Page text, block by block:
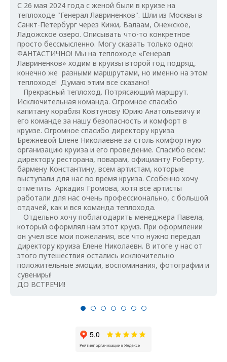
С 26 мая 2024 года с женой были в круизе на
теплоходе "Генерал Лавриненков". Шли из Москвы в
Санкт-Петербург через Кижи, Валаам, Онежское,
Ладожское озеро. Описывать что-то конкретное
просто бессмысленно. Могу сказать только одно:
ФАНТАСТИЧНО! Мы на теплоходе «Генерал
Лавриненков» ходим в круизы второй год подряд,
конечно же разными маршрутами, но именно на этом
теплоходе! Думаю этим все сказано!
Прекрасный теплоход. Потрясающий маршрут.
Исключительная команда. Огромное спасибо
капитану корабля Ковтунову Юрию Анатольевичу и
его команде за нашу безопасность и комфорт в
круизе. Огромное спасибо директору круиза
Брежневой Елене Николаевне за столь комфортную
организацию круиза и его проведение. Спасибо всем:
директору ресторана, поварам, официанту Роберту,
бармену Константину, всем артистам, которые
выступали для нас во время круиза. Ссобенно хочу
отметить Аркадия Громова, хотя все артисты
работали для нас очень профессионально, с большой
отдачей, как и вся команда теплохода.
Отдельно хочу поблагодарить менеджера Павела,
который оформлял нам этот круиз. При оформлении
он учел все мои пожелания, все что нужно передал
директору круиза Елене Николаевн. В итоге у нас от
этого путешествия остались исключительно
положительные эмоции, воспоминания, фотографии и
сувениры!
ДО ВСТРЕЧИ!